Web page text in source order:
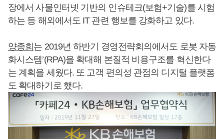
장에서 사물인터넷 기반의 인슈테크(보험+기술)를 시험
하는 등 해외에서도 IT 관련 행보를 강화하고 있다.
양종희 는 2019년 하반기 경영전략회의에서도 로봇 자동
화시스템’(RPA)을 확대해 본질적 비용구조를 혁신한다
는 계획을 세웠다. 또 고객 편의성 관점의 디지털 플랫폼
도 확대하기로 했다.